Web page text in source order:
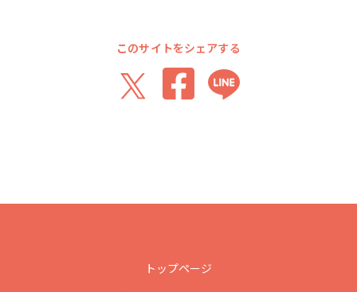
このサイトをシェアする
トップページ